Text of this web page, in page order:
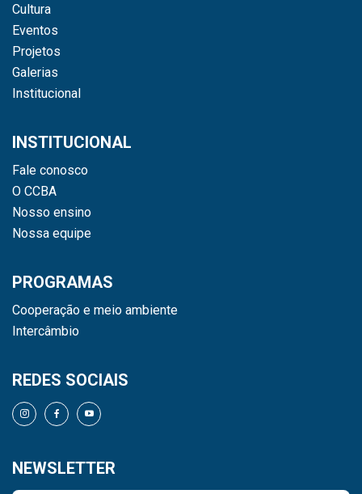
Cultura
Eventos
Projetos
Galerias
Institucional
INSTITUCIONAL
Fale conosco
O CCBA
Nosso ensino
Nossa equipe
PROGRAMAS
Cooperação e meio ambiente
Intercâmbio
REDES SOCIAIS
NEWSLETTER